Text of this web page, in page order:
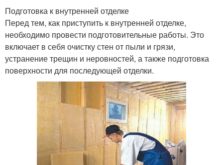
Подготовка к внутренней отделке
Перед тем, как приступить к внутренней отделке,
необходимо провести подготовительные работы. Это
включает в себя очистку стен от пыли и грязи,
устранение трещин и неровностей, а также подготовка
поверхности для последующей отделки.